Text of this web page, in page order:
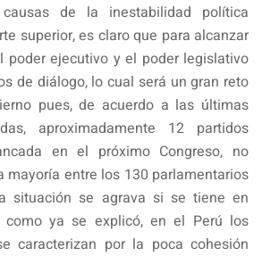
de la inestabilidad política
superior, es claro que para alcanzar
poder ejecutivo y el poder legislativo
de diálogo, lo cual será un gran reto
pues, de acuerdo a las últimas
aproximadamente 12 partidos
en el próximo Congreso, no
mayoría entre los 130 parlamentarios
situación se agrava si se tiene en
como ya se explicó, en el Perú los
caracterizan por la poca cohesión